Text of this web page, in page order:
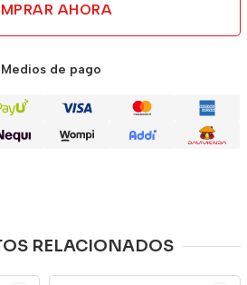
AHORA
Medios de pago
RELACIONADOS